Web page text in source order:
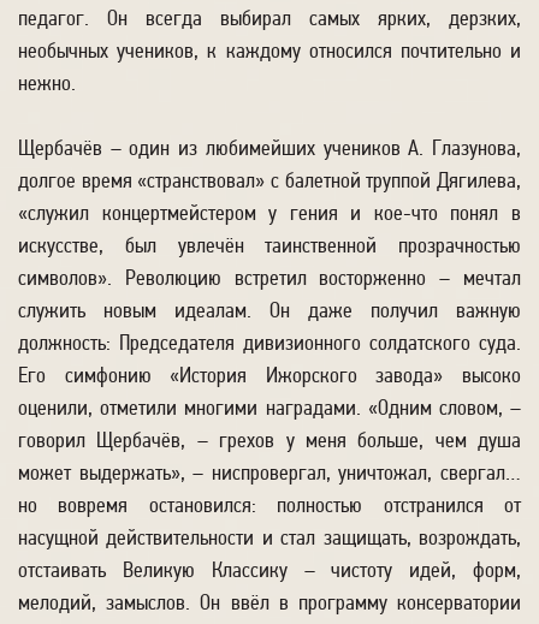
педагог. Он всегда выбирал самых ярких, дерзких,
необычных учеников, к каждому относился почтительно и
нежно.
Щербачёв – один из любимейших учеников А. Глазунова,
долгое время «странствовал» с балетной труппой Дягилева,
«служил концертмейстером у гения и кое-что понял в
искусстве, был увлечён таинственной прозрачностью
символов». Революцию встретил восторженно – мечтал
служить новым идеалам. Он даже получил важную
должность: Председателя дивизионного солдатского суда.
Его симфонию «История Ижорского завода» высоко
оценили, отметили многими наградами. «Одним словом, –
говорил Щербачёв, – грехов у меня больше, чем душа
может выдержать», – ниспровергал, уничтожал, свергал…
но вовремя остановился: полностью отстранился от
насущной действительности и стал защищать, возрождать,
отстаивать Великую Классику – чистоту идей, форм,
мелодий, замыслов. Он ввёл в программу консерватории